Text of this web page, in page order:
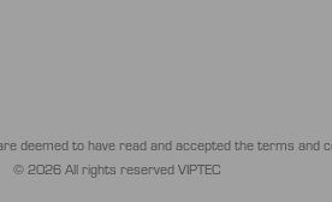
deemed to have read and accepted the terms and
© 2026 All rights reserved VIPTEC